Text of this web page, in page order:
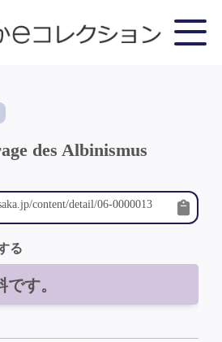
des Albinismus
る
す。